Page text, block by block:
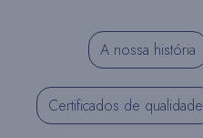
A nossa história
Certificados de qualidade